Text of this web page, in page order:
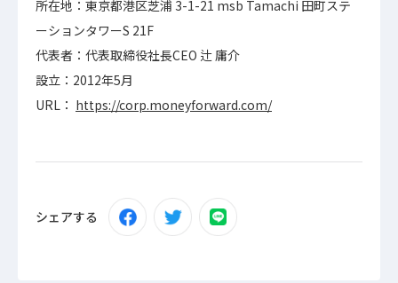
所在地：東京都港区芝浦 3-1-21 msb Tamachi 田町ステ
ーションタワーS 21F
代表者：代表取締役社長CEO 辻 庸介
設立：2012年5月
URL： https://corp.moneyforward.com/
シェアする